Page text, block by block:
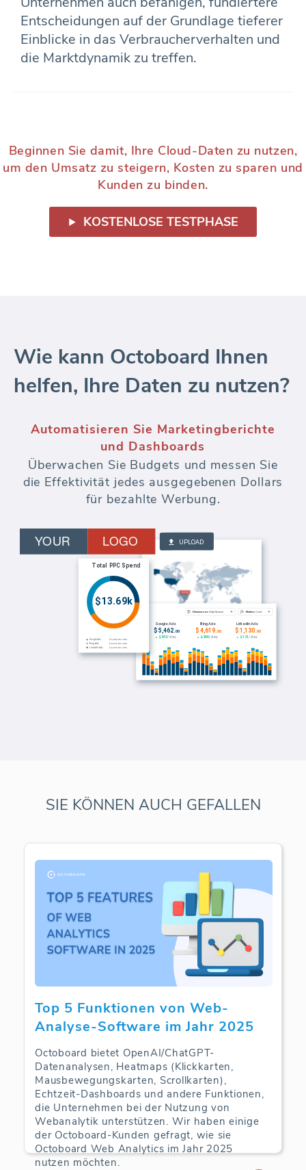
Entscheidungen auf der Grundlage tieferer
Einblicke in das Verbraucherverhalten und
die Marktdynamik zu treffen.
Beginnen Sie damit, Ihre Cloud-Daten zu nutzen,
um den Umsatz zu steigern, Kosten zu sparen und
Kunden zu binden.
KOSTENLOSE TESTPHASE
Wie kann Octoboard Ihnen
helfen, Ihre Daten zu nutzen?
Automatisieren Sie Marketingberichte
und Dashboards
Überwachen Sie Budgets und messen Sie
die Effektivität jedes ausgegebenen Dollars
für bezahlte Werbung.
SIE KÖNNEN AUCH GEFALLEN
Top 5 Funktionen von Web-
Analyse-Software im Jahr 2025
Octoboard bietet OpenAI/ChatGPT-
Datenanalysen, Heatmaps (Klickkarten,
Mausbewegungskarten, Scrollkarten),
Echtzeit-Dashboards und andere Funktionen,
die Unternehmen bei der Nutzung von
Webanalytik unterstützen. Wir haben einige
der Octoboard-Kunden gefragt, wie sie
Octoboard Web Analytics im Jahr 2025
nutzen möchten.